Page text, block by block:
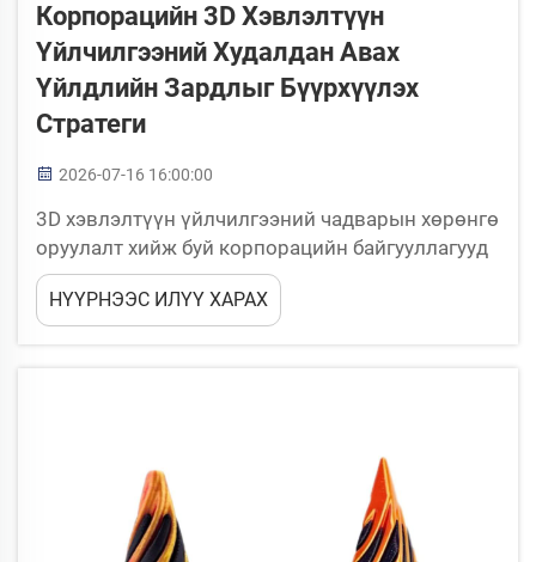
Корпорацийн 3D Хэвлэлтүүн
Үйлчилгээний Худалдан Авах
Үйлдлийн Зардлыг Бүүрхүүлэх
Стратеги
2026-07-16 16:00:00
3D хэвлэлтүүн үйлчилгээний чадварын хөрөнгө
оруулалт хийж буй корпорацийн байгууллагууд
нь чанар, үр дүн хоёрын хувьд ялгаагүй шийдэл
үзүүрлэх даралтанд өртөж буй. Худалдан авах
бүлгүүд нь төвөгтэй нийлүүлэгчдийн орчинд
НҮҮРНЭЭС ИЛҮҮ ХАРАХ